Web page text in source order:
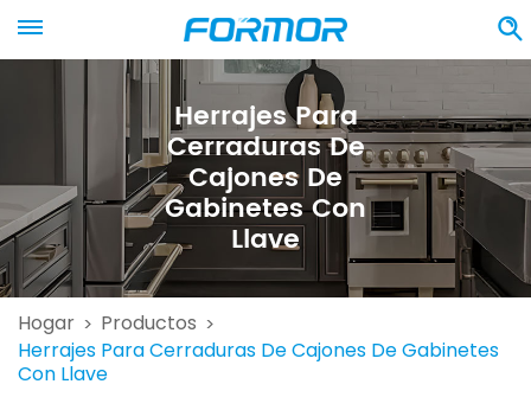
Herrajes Para
Cerraduras De
Cajones De
Gabinetes Con
Llave
Hogar > Productos >
Herrajes Para Cerraduras De Cajones De Gabinetes
Con Llave